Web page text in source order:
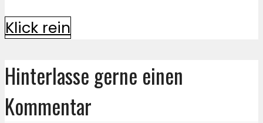
Klick rein
Hinterlasse gerne einen
Kommentar